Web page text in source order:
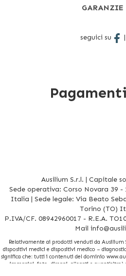
GARANZIE
seguici su |
Ausilium S.r.l. | Capitale
Sede operativa: Corso Novara 39 -
Italia | Sede legale: Via Beato
Torino (TO)
P.IVA/CF. 08942960017 - R.E.A.
Mail
Relativamente ai prodotti venduti da Ausilium
dispositivi medici e dispositivi medico –
significa che: tutti i contenuti del dominio
immagini, foto, disegni, allegati e